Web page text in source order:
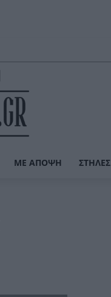
ΜΕ ΆΠΟΨΗ ΣΤΉΛΕΣ